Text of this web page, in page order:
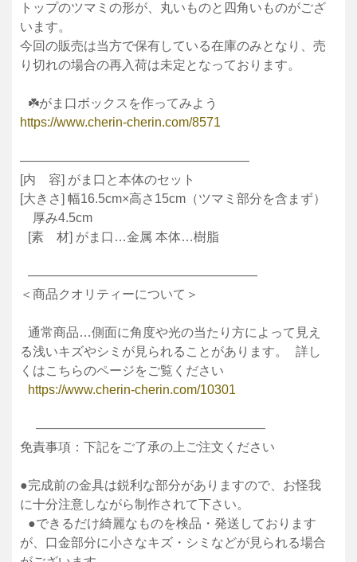
トップのツマミの形が、丸いものと四角いものがござ
います。
今回の販売は当方で保有している在庫のみとなり、売
り切れの場合の再入荷は未定となっております。
☘️がま口ボックスを作ってみよう
https://www.cherin-cherin.com/8571
——————————————————
[内 容] がま口と本体のセット
[大きさ] 幅16.5cm×高さ15cm（ツマミ部分を含まず）
厚み4.5cm
[素 材] がま口…金属 本体…樹脂
——————————————————
＜商品クオリティーについて＞
通常商品…側面に角度や光の当たり方によって見え
る浅いキズやシミが見られることがあります。 詳し
くはこちらのページをご覧ください
https://www.cherin-cherin.com/10301
——————————————————
免責事項：下記をご了承の上ご注文ください
●完成前の金具は鋭利な部分がありますので、お怪我
に十分注意しながら制作されて下さい。
●できるだけ綺麗なものを検品・発送しております
が、口金部分に小さなキズ・シミなどが見られる場合